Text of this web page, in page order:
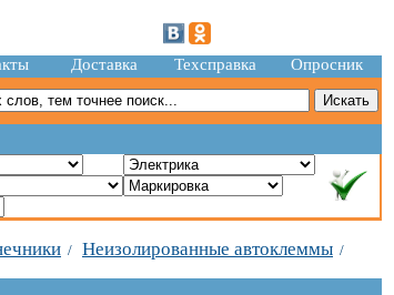
Доставка Техсправка Опросник
/ Неизолированные автоклеммы /